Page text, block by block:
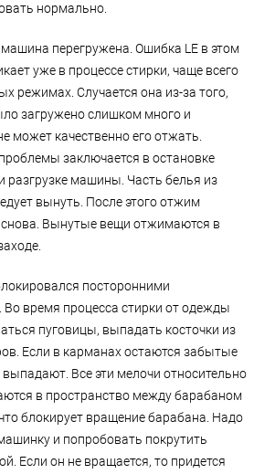
нормально.
перегружена. Ошибка LE в этом
уже в процессе стирки, чаще всего
режимах. Случается она из-за того,
загружено слишком много и
может качественно его отжать.
заключается в остановке
разгрузке машины. Часть белья из
вынуть. После этого отжим
снова. Вынутые вещи отжимаются в
посторонними
Во время процесса стирки от одежды
пуговицы, выпадать косточки из
Если в карманах остаются забытые
Все эти мелочи относительно
в пространство между барабаном
блокирует вращение барабана. Надо
и попробовать покрутить
Если он не вращается, то придется